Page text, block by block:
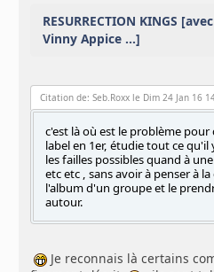
RESURRECTION KINGS
Vinny Appice ...]
Citation de: Seb.Roxx le Dim 24 Jan 16
c'est là où est le problème
label en 1er, étudie tout ce
les failles possibles quand à
etc etc , sans avoir à penser à
l'album d'un groupe et le
autour.
Je reconnais là certains